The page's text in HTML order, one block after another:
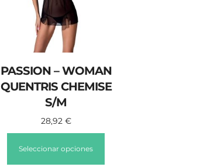
PASSION – WOMAN
QUENTRIS CHEMISE
S/M
28,92 €
Seleccionar opciones